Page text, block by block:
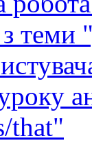
теми
that"